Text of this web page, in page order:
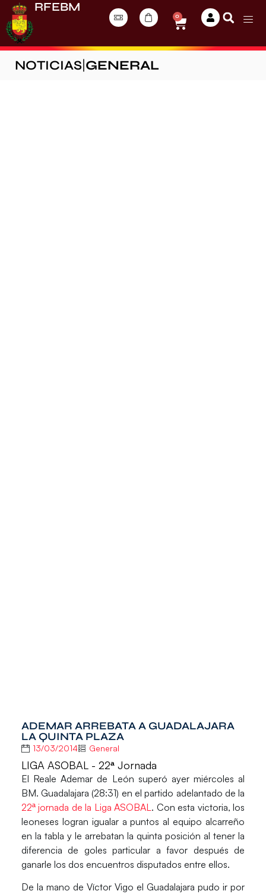
RFEBM
0
NOTICIAS GENERAL
ADEMAR ARREBATA A GUADALAJARA
LA QUINTA PLAZA
13/03/2014 General
LIGA ASOBAL - 22ª Jornada
El Reale Ademar de León superó ayer miércoles al
BM. Guadalajara (28:31) en el partido adelantado de la
22ª jornada de la Liga ASOBAL . Con esta victoria, los
leoneses logran igualar a puntos al equipo alcarreño
en la tabla y le arrebatan la quinta posición al tener la
diferencia de goles particular a favor después de
ganarle los dos encuentros disputados entre ellos.
De la mano de Víctor Vigo el Guadalajara pudo ir por